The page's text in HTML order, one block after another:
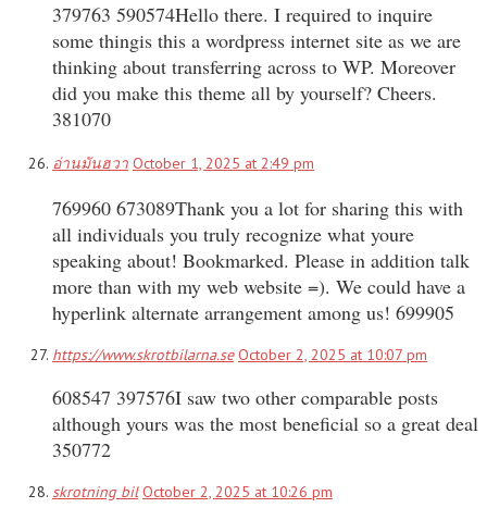
379763 590574Hello there. I required to inquire
some thingis this a wordpress internet site as we are
thinking about transferring across to WP. Moreover
did you make this theme all by yourself? Cheers.
381070
อ่านมันฮวา October 1, 2025 at 2:49 pm
769960 673089Thank you a lot for sharing this with
all individuals you truly recognize what youre
speaking about! Bookmarked. Please in addition talk
more than with my web website =). We could have a
hyperlink alternate arrangement among us! 699905
https://www.skrotbilarna.se October 2, 2025 at 10:07 pm
608547 397576I saw two other comparable posts
although yours was the most beneficial so a great deal
350772
skrotning bil October 2, 2025 at 10:26 pm